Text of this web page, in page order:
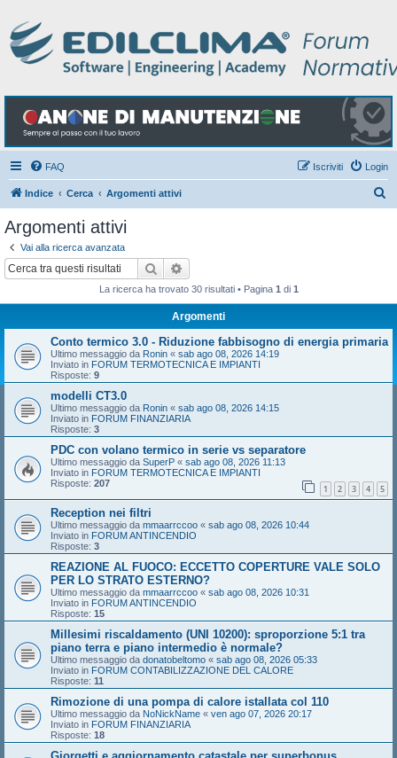
FAQ Login
Iscriviti
Indice Cerca Argomenti attivi
Argomenti attivi
Vai alla ricerca avanzata
Cerca
La ricerca ha trovato 30 risultati • Pagina 1 di 1
Argomenti
Conto termico 3.0 - Riduzione fabbisogno di energia primaria
Ultimo messaggio da Ronin « sab ago 08, 2026 14:19
Inviato in FORUM TERMOTECNICA E IMPIANTI
Risposte: 9
modelli CT3.0
Ultimo messaggio da Ronin « sab ago 08, 2026 14:15
Inviato in FORUM FINANZIARIA
Risposte: 3
PDC con volano termico in serie vs separatore
Ultimo messaggio da SuperP « sab ago 08, 2026 11:13
Inviato in FORUM TERMOTECNICA E IMPIANTI
Risposte: 207 1 2 3 4 5
Reception nei filtri
Ultimo messaggio da mmaarrccoo « sab ago 08, 2026 10:44
Inviato in FORUM ANTINCENDIO
Risposte: 3
REAZIONE AL FUOCO: ECCETTO COPERTURE VALE SOLO
PER LO STRATO ESTERNO?
Ultimo messaggio da mmaarrccoo « sab ago 08, 2026 10:31
Inviato in FORUM ANTINCENDIO
Risposte: 15
Millesimi riscaldamento (UNI 10200): sproporzione 5:1 tra
piano terra e piano intermedio è normale?
Ultimo messaggio da donatobeltomo « sab ago 08, 2026 05:33
Inviato in FORUM CONTABILIZZAZIONE DEL CALORE
Risposte: 11
Rimozione di una pompa di calore istallata col 110
Ultimo messaggio da NoNickName « ven ago 07, 2026 20:17
Inviato in FORUM FINANZIARIA
Risposte: 18